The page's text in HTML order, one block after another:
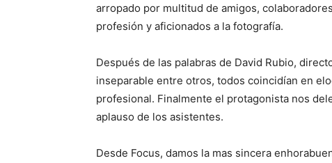
arropado por multitud de amigos,
profesión y aficionados a la fotografía.
Después de las palabras de David Rubio,
inseparable entre otros, todos coincidían en
profesional. Finalmente el protagonista nos
aplauso de los asistentes.
Desde Focus, damos la mas sincera